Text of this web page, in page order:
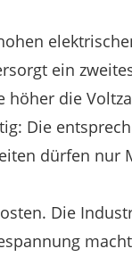
ein
höher die
Die
dürfen nur
Die